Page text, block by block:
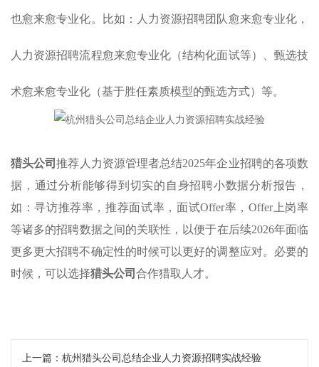
也愈来愈专业化。比如：人力资源招聘团队愈来愈专业化，
人力资源招聘流程愈来愈专业化（结构化面试等）、甄选技
术愈来愈专业化（基于胜任素质模型的甄选方式）等。
猎头公司推荐人力资源管理者总结2025年企业招聘的各项数
据，通过分析能够得到切实的自身招聘小数据分析报告，
如：寻访推荐率，推荐面试率，面试Offer率，Offer上岗率
等诸多的招聘数据之间的关联性，以便于在后续2026年面临
更多更大招聘不确定性的时候可以更好的调整应对。必要的
时候，可以选择猎头公司 合作猎取人才。
上一篇： 杭州猎头公司总结企业人力资源招聘实战经验